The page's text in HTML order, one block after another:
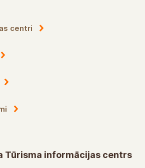
centri
Tūrisma informācijas centrs